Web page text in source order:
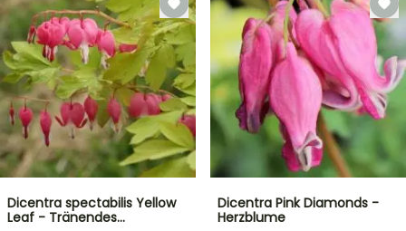
Dicentra spectabilis Yellow
Leaf - Tränendes…
Dicentra Pink Diamonds -
Herzblume